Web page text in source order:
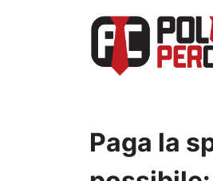
Paga la